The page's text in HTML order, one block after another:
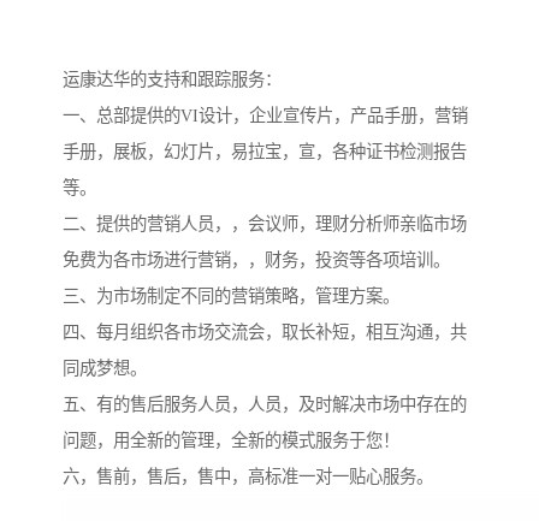
运康达华的支持和跟踪服务：
一、总部提供的VI设计，企业宣传片，产品手册，营销
手册，展板，幻灯片，易拉宝，宣，各种证书检测报告
等。
二、提供的营销人员，，会议师，理财分析师亲临市场
免费为各市场进行营销，，财务，投资等各项培训。
三、为市场制定不同的营销策略，管理方案。
四、每月组织各市场交流会，取长补短，相互沟通，共
同成梦想。
五、有的售后服务人员，人员，及时解决市场中存在的
问题，用全新的管理，全新的模式服务于您！
六，售前，售后，售中，高标准一对一贴心服务。